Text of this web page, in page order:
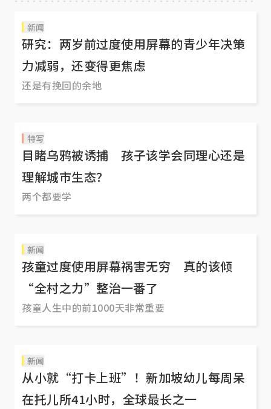
新闻
研究：两岁前过度使用屏幕的青少年决策
力减弱，还变得更焦虑
还是有挽回的余地
特写
目睹乌鸦被诱捕 孩子该学会同理心还是
理解城市生态？
两个都要学
新闻
孩童过度使用屏幕祸害无穷 真的该倾
“全村之力”整治一番了
孩童人生中的前1000天非常重要
新闻
从小就“打卡上班”！新加坡幼儿每周呆
在托儿所41小时，全球最长之一